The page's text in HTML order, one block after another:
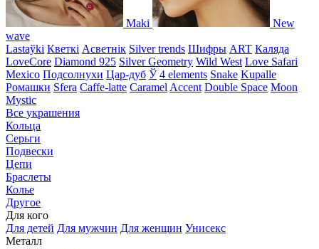
Maki
New
wave
Lastaўki Кветкі Асветнiк Silver trends Шифры ART Каляда
LoveCore Diamond 925 Silver Geometry Wild West Love Safari
Mexico Подсолнухи Цар-дуб Ў 4 elements Snake Kupalle
Ромашки Sfera Caffe-latte Caramel Accent Double Space Moon
Mystic
Все украшения
Кольца
Серьги
Подвески
Цепи
Браслеты
Колье
Другое
Для кого
Для детей Для мужчин Для женщин Унисекс
Металл